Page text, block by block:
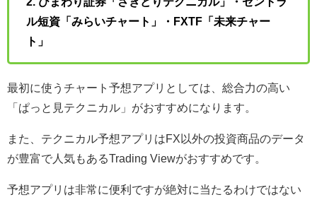
ル短資「みらいチャート」・FXTF「未来チャー
ト」
最初に使うチャート予想アプリとしては、総合力の高い
「ぱっと見テクニカル」がおすすめになります。
また、テクニカル予想アプリはFX以外の投資商品のデータ
が豊富で人気もあるTrading Viewがおすすめです。
予想アプリは非常に便利ですが絶対に当たるわけではない